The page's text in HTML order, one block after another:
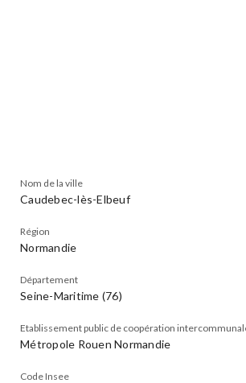
Nom de la ville
Caudebec-lès-Elbeuf
Région
Normandie
Département
Seine-Maritime (76)
Etablissement public de coopération
Métropole Rouen Normandie
Code Insee